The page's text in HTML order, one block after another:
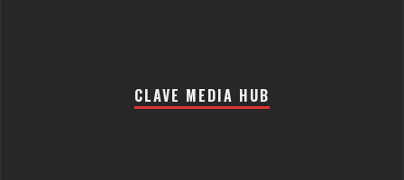
CLAVE MEDIA HUB